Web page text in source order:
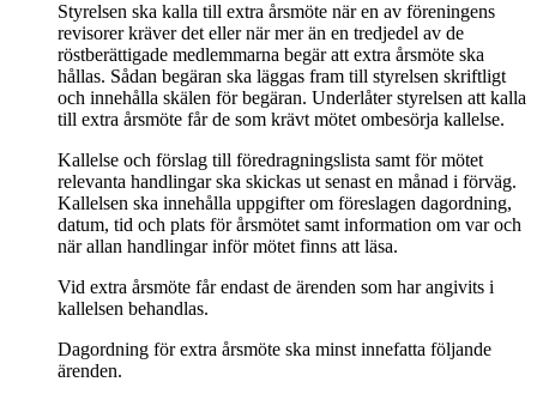
Styrelsen ska kalla till extra årsmöte när en av föreningens
revisorer kräver det eller när mer än en tredjedel av de
röstberättigade medlemmarna begär att extra årsmöte ska
hållas. Sådan begäran ska läggas fram till styrelsen skriftligt
och innehålla skälen för begäran. Underlåter styrelsen att kalla
till extra årsmöte får de som krävt mötet ombesörja kallelse.
Kallelse och förslag till föredragningslista samt för mötet
relevanta handlingar ska skickas ut senast en månad i förväg.
Kallelsen ska innehålla uppgifter om föreslagen dagordning,
datum, tid och plats för årsmötet samt information om var och
när allan handlingar inför mötet finns att läsa.
Vid extra årsmöte får endast de ärenden som har angivits i
kallelsen behandlas.
Dagordning för extra årsmöte ska minst innefatta följande
ärenden.